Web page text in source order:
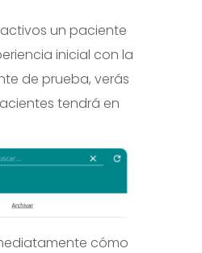
un paciente
inicial con la
de prueba, verás
tendrá en
cómo